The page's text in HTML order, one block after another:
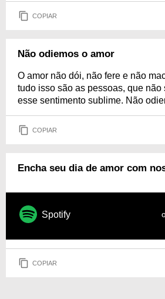
COPIAR
Não odiemos o amor
O amor não dói, não fere e não
tudo isso são as pessoas, que não
esse sentimento sublime. Não
COPIAR
Encha seu dia de amor com
Spotify
COPIAR